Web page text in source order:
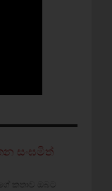
සංඝමිත්
කතාව ඔබට